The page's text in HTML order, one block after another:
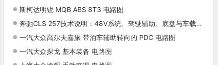
斯柯达明锐 MQB ABS 8T3 电路图
奔驰CLS 257技术说明：48V系统、驾驶辅助、底盘与车载网络
一汽大众高尔夫嘉旅 带泊车辅助转向的 PDC 电路图
一汽大众探戈 基本装备 电路图